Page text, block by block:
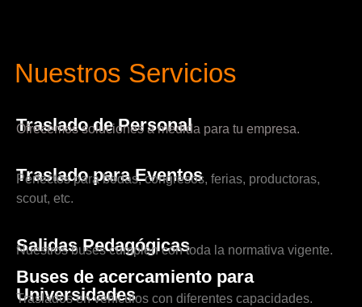
Nuestros Servicios
Traslado de Personal
Ofrecemos soluciones a medida para tu empresa.
Traslado para Eventos
Perfectos para bodas, congresos, ferias, productoras,
scout, etc.
Salidas Pedagógicas
Nuestros buses cumplen con toda la normativa vigente.
Buses de acercamiento para
Universidades
Traslados en vehículos con diferentes capacidades.